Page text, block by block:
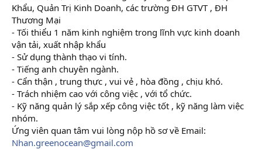
Khẩu, Quản Trị Kinh Doanh, các trường ĐH GTVT , ĐH
Thương Mại
- Tối thiểu 1 năm kinh nghiệm trong lĩnh vực kinh doanh
vận tải, xuất nhập khẩu
- Sử dụng thành thạo vi tính.
- Tiếng anh chuyên ngành.
- Cẩn thận , trung thực , vui vẻ , hòa đồng , chịu khó.
- Trách nhiệm cao với công việc , với tổ chức.
- Kỹ năng quản lý sắp xếp công việc tốt , kỹ năng làm việc
nhóm.
Ứng viên quan tâm vui lòng nộp hồ sơ về Email:
Nhan.greenocean@gmail.com